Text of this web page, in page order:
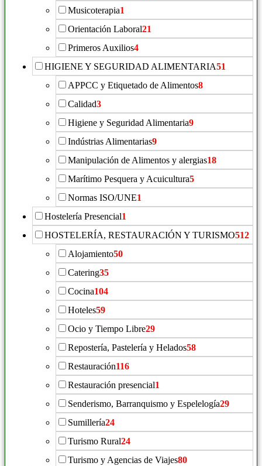
Musicoterapia1
Orientación Laboral21
Primeros Auxilios4
HIGIENE Y SEGURIDAD ALIMENTARIA51
APPCC y Etiquetado de Alimentos8
Calidad3
Higiene y Seguridad Alimentaria9
Indústrias Alimentarias9
Manipulación de Alimentos y alergias18
Marítimo Pesquera y Acuicultura5
Normas ISO/UNE1
Hostelería Presencial1
HOSTELERÍA, RESTAURACIÓN Y TURISMO512
Alojamiento50
Catering35
Cocina104
Hoteles59
Ocio y Tiempo Libre29
Repostería, Pastelería y Helados58
Restauración116
Restauración presencial1
Senderismo, Barranquismo y Espelelogía29
Sumillería24
Turismo Rural24
Turismo y Agencias de Viajes80